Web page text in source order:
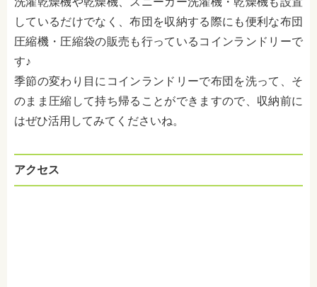
しているだけでなく、布団を収納する際にも便利な布団
圧縮機・圧縮袋の販売も行っているコインランドリーで
す♪
季節の変わり目にコインランドリーで布団を洗って、そ
のまま圧縮して持ち帰ることができますので、収納前に
はぜひ活用してみてくださいね。
アクセス